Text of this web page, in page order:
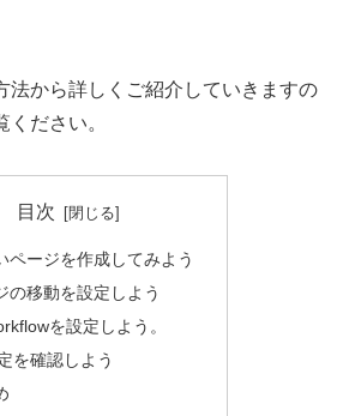
法から詳しくご紹介していきますの
ださい。
目次
ページを作成してみよう
の移動を設定しよう
を設定しよう。
を確認しよう